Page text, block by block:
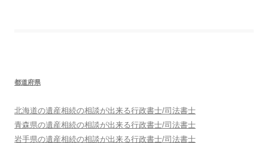
都道府県
北海道の遺産相続の相談が出来る行政書士/司法書士
青森県の遺産相続の相談が出来る行政書士/司法書士
岩手県の遺産相続の相談が出来る行政書士/司法書士